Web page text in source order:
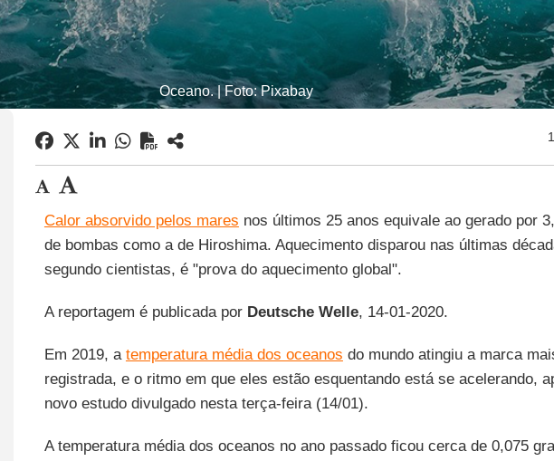
Oceano. | Foto: Pixabay
Calor absorvido pelos mares nos últimos 25 anos equivale ao gerado por
de bombas como a de Hiroshima. Aquecimento disparou nas últimas
segundo cientistas, é "prova do aquecimento global".
A reportagem é publicada por Deutsche Welle, 14-01-2020.
Em 2019, a temperatura média dos oceanos do mundo atingiu a marca
registrada, e o ritmo em que eles estão esquentando está se acelerando,
novo estudo divulgado nesta terça-feira (14/01).
A temperatura média dos oceanos no ano passado ficou cerca de 0,075